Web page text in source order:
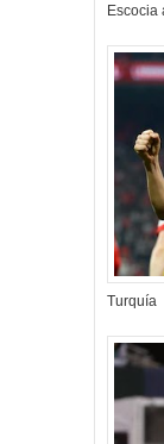
Escocia
Turquía